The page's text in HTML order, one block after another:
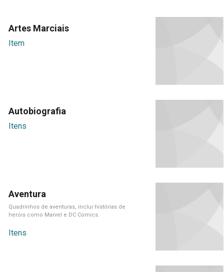
Artes Marciais
Item
Autobiografia
Itens
Aventura
Quadrinhos de aventuras, inclui histórias de
heróis como Marvel e DC Comics.
Itens